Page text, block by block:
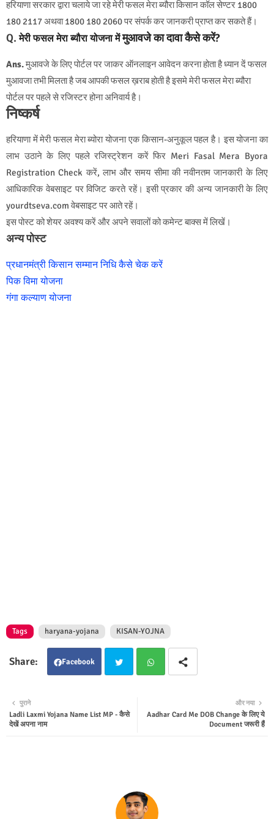
हरियाणा सरकार द्वारा चलाये जा रहे मेरी फसल मेरा ब्यौरा किसान कॉल सेण्टर 1800
180 2117 अथवा 1800 180 2060 पर संपर्क कर जानकरी प्राप्त कर सकते हैं।
Q.मेरी फसल मेरा ब्यौरा योजना मेंमुआवजे का दावा कैसे करें?
Ans.मुआवजे के लिए पोर्टल पर जाकर ऑनलाइन आवेदन करना होता है ध्यान दें फसल
मुआवजा तभी मिलता है जब आपकी फसल ख़राब होती है इसमे मेरी फसल मेरा ब्यौरा
पोर्टल पर पहले से रजिस्टर होना अनिवार्य है।
निष्कर्ष
हरियाणा में मेरी फसल मेरा ब्योरा योजना एक किसान-अनुकूल पहल है। इस योजना का
लाभ उठाने के लिए पहले रजिस्ट्रेशन करें फिर Meri Fasal Mera Byora
Registration Check करें, लाभ और समय सीमा की नवीनतम जानकारी के लिए
आधिकारिक वेबसाइट पर विजिट करते रहें। इसी प्रकार की अन्य जानकारी के लिए
yourdtseva.com वेबसाइट पर आते रहें।
इस पोस्ट को शेयर अवश्य करें और अपने सवालों को कमेन्ट बाक्स में लिखें।
अन्य पोस्ट
प्रधानमंत्री किसान सम्मान निधि कैसे चेक करें
पिक विमा योजना
गंगा कल्याण योजना
Tags haryana-yojana KISAN-YOJNA
Facebook
ter tsap
और नया
Aadhar Card Me DOB Change के लिए ये
Document जरूरी हैं
पुराने
Ladli Laxmi Yojana Name List MP - कैसे
देखें अपना नाम